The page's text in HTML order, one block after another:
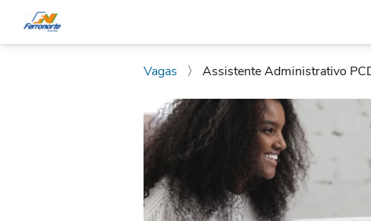
Vagas 〉 Assistente Administrativo